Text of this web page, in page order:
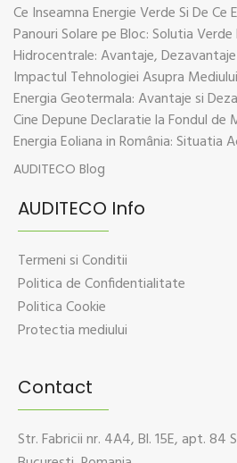
Panouri Solare pe Bloc: Solutia
Cine Depune Declaratie la Fondul de
AUDITECO Blog
AUDITECO Info
Termeni si Conditii
Politica de Confidentialitate
Politica Cookie
Protectia mediului
Contact
Str. Fabricii nr. 4A4, Bl. 15E, apt. 84